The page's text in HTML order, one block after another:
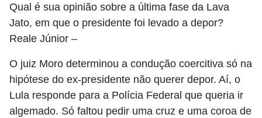
Qual é sua opinião sobre a última fase da Lava
Jato, em que o presidente foi levado a depor?
Reale Júnior –
O juiz Moro determinou a condução coercitiva só na
hipótese do ex-presidente não querer depor. Aí, o
Lula responde para a Polícia Federal que queria ir
algemado. Só faltou pedir uma cruz e uma coroa de